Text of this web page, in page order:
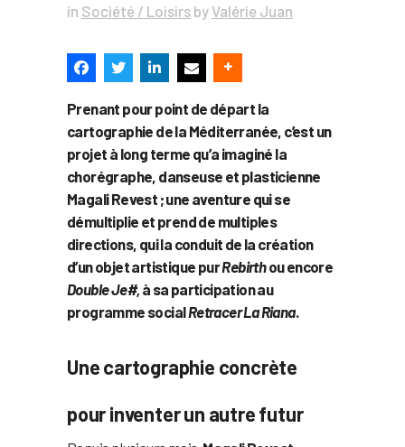
in Société / Loisirs by Valérie Juan
Prenant pour point de départ la
cartographie de la Méditerranée, c’est un
projet à long terme qu’a imaginé la
chorégraphe, danseuse et plasticienne
Magali Revest ; une aventure qui se
démultiplie et prend de multiples
directions, qui la conduit de la création
d’un objet artistique purRebirthou encore
Double Je#, à sa participation au
programme socialRetracer La Riana.
Une cartographie concrète
pour inventer un autre futur